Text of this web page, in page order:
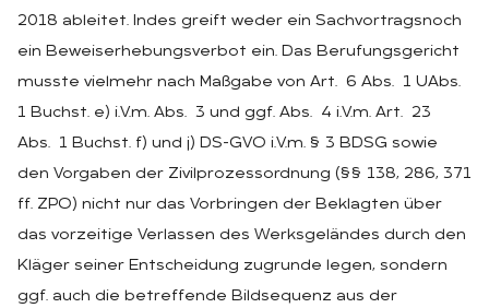
2018 ableitet. Indes greift weder ein Sachvortragsnoch
ein Beweiserhebungsverbot ein. Das Berufungsgericht
musste vielmehr nach Maßgabe von Art. 6 Abs. 1 UAbs.
1 Buchst. e) i.V.m. Abs. 3 und ggf. Abs. 4 i.V.m. Art. 23
Abs. 1 Buchst. f) und j) DS-GVO i.V.m. § 3 BDSG sowie
den Vorgaben der Zivilprozessordnung (§§ 138, 286, 371
ff. ZPO) nicht nur das Vorbringen der Beklagten über
das vorzeitige Verlassen des Werksgeländes durch den
Kläger seiner Entscheidung zugrunde legen, sondern
ggf. auch die betreffende Bildsequenz aus der